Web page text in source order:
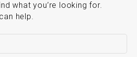
what you’re looking for.
help.